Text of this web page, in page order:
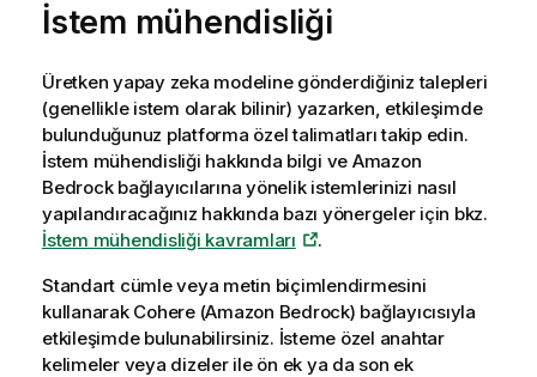
İstem mühendisliği
Üretken yapay zeka modeline gönderdiğiniz talepleri
(genellikle istem olarak bilinir) yazarken, etkileşimde
bulunduğunuz platforma özel talimatları takip edin.
İstem mühendisliği hakkında bilgi ve Amazon
Bedrockbağlayıcılarına yönelik istemlerinizi nasıl
yapılandıracağınız hakkında bazı yönergeler için bkz.
İstem mühendisliği kavramları
.
Standart cümle veya metin biçimlendirmesini
kullanarak Cohere (Amazon Bedrock) bağlayıcısıyla
etkileşimde bulunabilirsiniz. İsteme özel anahtar
kelimeler veya dizeler ile ön ek ya da son ek